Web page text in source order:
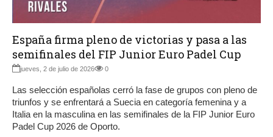
España firma pleno de victorias y pasa a las
semifinales del FIP Junior Euro Padel Cup
jueves, 2 de julio de 2026 0
Las selección españolas cerró la fase de grupos con pleno de
triunfos y se enfrentará a Suecia en categoría femenina y a
Italia en la masculina en las semifinales de la FIP Junior Euro
Padel Cup 2026 de Oporto.